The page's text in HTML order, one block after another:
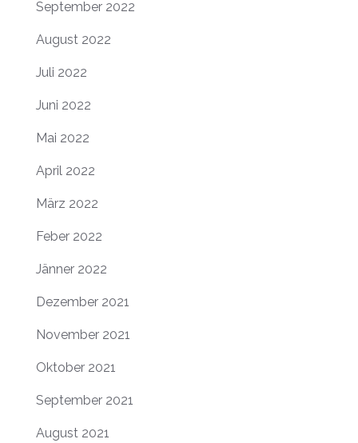
September 2022
August 2022
Juli 2022
Juni 2022
Mai 2022
April 2022
März 2022
Feber 2022
Jänner 2022
Dezember 2021
November 2021
Oktober 2021
September 2021
August 2021